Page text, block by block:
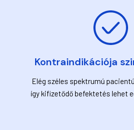
Kontraindikációja
Elég széles spektrumú
így kifizetődő befektetés lehet